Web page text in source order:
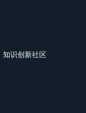
知识创新社区